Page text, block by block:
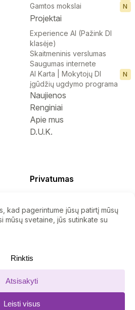
Gamtos mokslai N
Projektai
Experience AI (Pažink DI
klasėje)
Skaitmeninis verslumas
Saugumas internete
AI Karta | Mokytojų DI
įgūdžių ugdymo programa
N
Naujienos
Renginiai
Apie mus
D.U.K.
Privatumas
Privatumo politika
Slapukų politika
Nuorodos
ES Projektai